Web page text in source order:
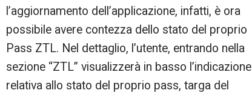
l’aggiornamento dell’applicazione, infatti, è ora
possibile avere contezza dello stato del proprio
Pass ZTL. Nel dettaglio, l’utente, entrando nella
sezione “ZTL” visualizzerà in basso l’indicazione
relativa allo stato del proprio pass, targa del